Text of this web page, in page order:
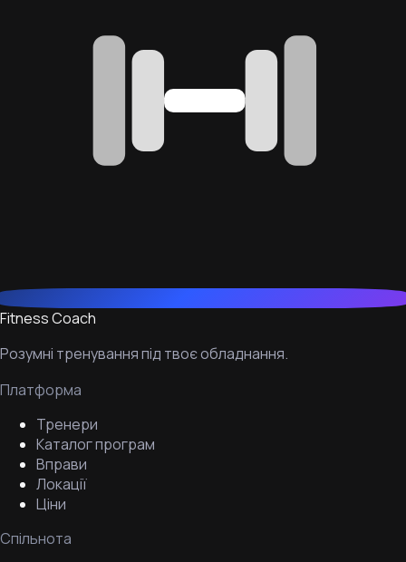
Fitness Coach
Розумні тренування під твоє обладнання.
Платформа
Тренери
Каталог програм
Вправи
Локації
Ціни
Спільнота